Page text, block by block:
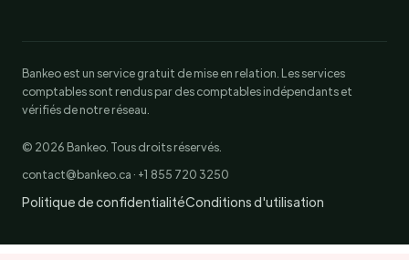
Bankeo est un service gratuit de mise en relation. Les services
comptables sont rendus par des comptables indépendants et
vérifiés de notre réseau.
© 2026 Bankeo. Tous droits réservés.
contact@bankeo.ca · +1 855 720 3250
Politique de confidentialitéConditions d'utilisation